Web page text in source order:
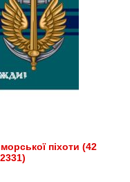
піхоти (42